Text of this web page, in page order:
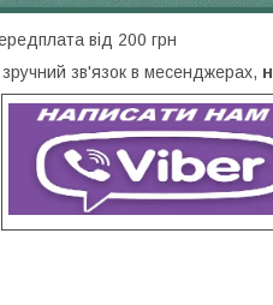
від 200 грн
зв'язок в месенджерах,